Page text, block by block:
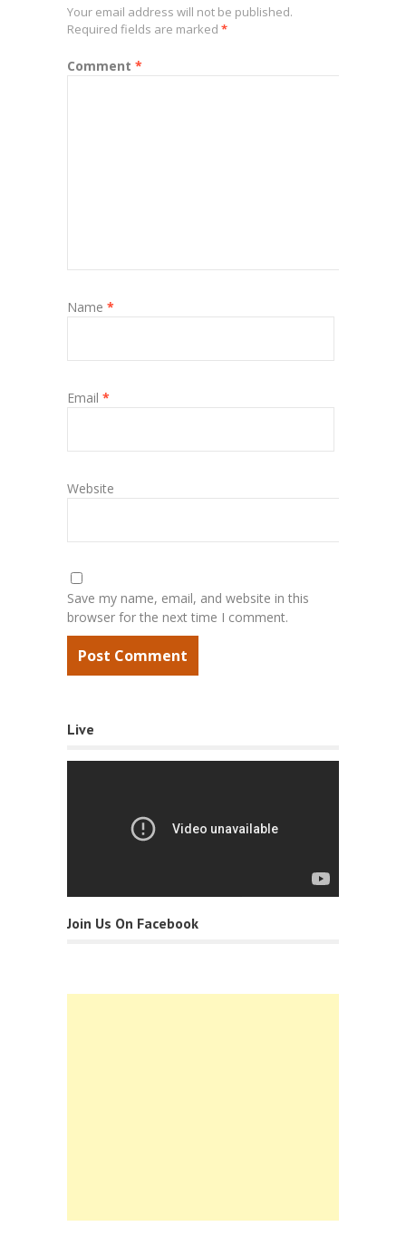
Your email address will not be published.
Required fields are marked *
Comment *
Name *
Email *
Website
Save my name, email, and website in this
browser for the next time I comment.
Live
Join Us On Facebook